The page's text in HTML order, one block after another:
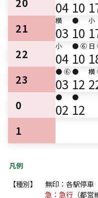
04 10
21
横
03
●
10
小
22
小
04
● ⑥
10
日
23
● ⑥
03
●
12
横
0
●
02
●
12
1
凡例
【種別】
無印：各駅停車
急：急行 （都